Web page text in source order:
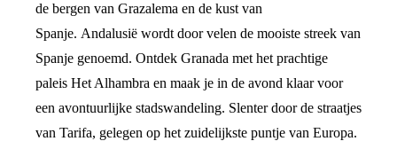
de bergen van Grazalema en de kust van
Spanje. Andalusië wordt door velen de mooiste streek van
Spanje genoemd. Ontdek Granada met het prachtige
paleis Het Alhambra en maak je in de avond klaar voor
een avontuurlijke stadswandeling. Slenter door de straatjes
van Tarifa, gelegen op het zuidelijkste puntje van Europa.